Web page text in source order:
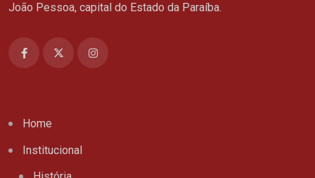
João Pessoa, capital do Estado da Paraíba.
Home
Institucional